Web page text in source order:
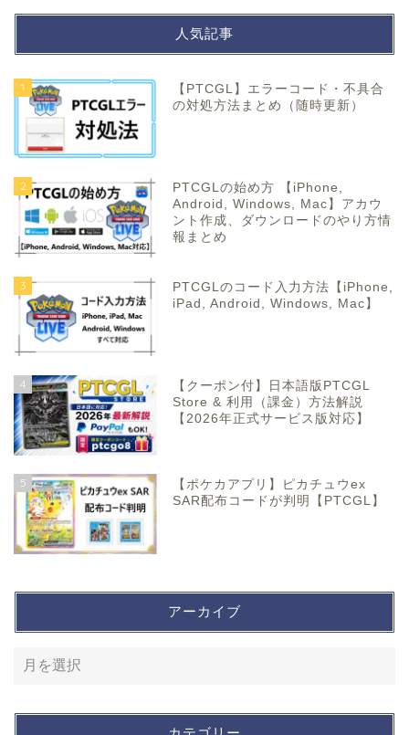
人気記事
1
【PTCGL】エラーコード・不具合
の対処方法まとめ（随時更新）
2
PTCGLの始め方 【iPhone,
Android, Windows, Mac】アカウ
ント作成、ダウンロードのやり方情
報まとめ
3
PTCGLのコード入力方法【iPhone,
iPad, Android, Windows, Mac】
4
【クーポン付】日本語版PTCGL
Store & 利用（課金）方法解説
【2026年正式サービス版対応】
5
【ポケカアプリ】ピカチュウex
SAR配布コードが判明【PTCGL】
アーカイブ